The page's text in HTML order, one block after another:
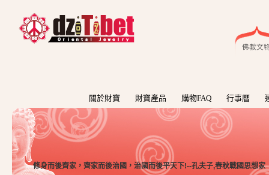
關於財寶 財寶產品 購物FAQ 行事曆
修身而後齊家，齊家而後治國，治國而後平天下!--孔夫子,春秋戰國思想家